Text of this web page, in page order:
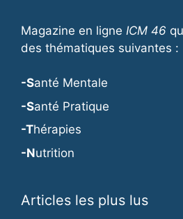
Magazine en ligne ICM 46
des thématiques suivantes :
-Santé Mentale
-Santé Pratique
-Thérapies
-Nutrition
Articles les plus lus